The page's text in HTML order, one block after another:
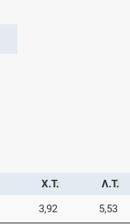
Χ.Τ. Λ.Τ.
3,92 5,53